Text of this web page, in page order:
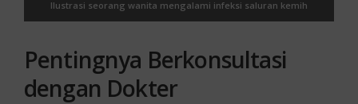
Ilustrasi seorang wanita mengalami infeksi saluran kemih
Pentingnya Berkonsultasi
dengan Dokter